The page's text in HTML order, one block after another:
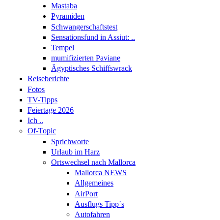
Mastaba
Pyramiden
Schwangerschaftstest
Sensationsfund in Assiut: ..
Tempel
mumifizierten Paviane
Ägyptisches Schiffswrack
Reiseberichte
Fotos
TV-Tipps
Feiertage 2026
Ich ..
Of-Topic
Sprichworte
Urlaub im Harz
Ortswechsel nach Mallorca
Mallorca NEWS
Allgemeines
AirPort
Ausflugs Tipp`s
Autofahren